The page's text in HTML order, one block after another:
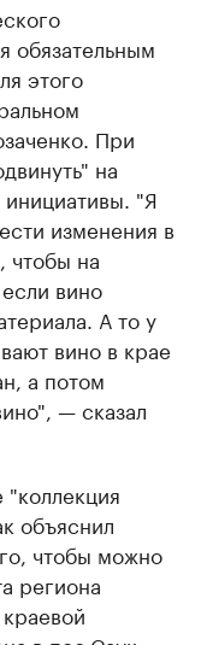
обязательным
этого
При
на
"Я
изменения в
чтобы на
вино
А то у
вино в крае
а потом
— сказал
"коллекция
объяснил
чтобы можно
региона